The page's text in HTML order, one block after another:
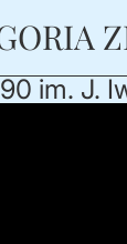
im. J.